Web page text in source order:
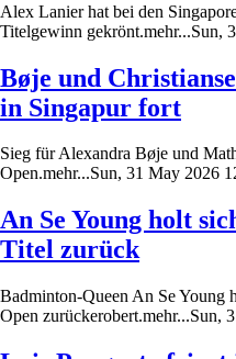
Alex Lanier hat bei den
Titelgewinn gekrönt.mehr...Sun,
Bøje und
in Singapur fort
Sieg für Alexandra Bøje und
Open.mehr...Sun, 31 May 2026
An Se Young holt
Titel zurück
Badminton-Queen An Se Young
Open zurückerobert.mehr...Sun,